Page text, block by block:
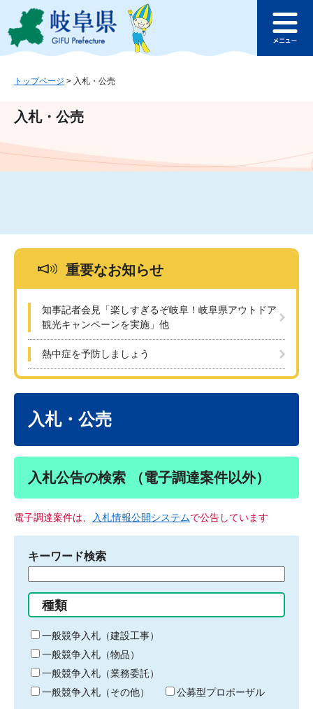
ジ
ュ
文
このページの本文へ
ュ
トップページ > 入札・公売
入札・公売
重要なお知らせ
知事記者会見「楽しすぎるぞ岐阜！岐阜県アウトドア
観光キャンペーンを実施」他
熱中症を予防しましょう
入札・公売
入札公告の検索 （電子調達案件以外）
電子調達案件は、 入札情報公開システムで公告しています
キーワード検索
る
キ
ー
ワ
ー
ド
種類
一般競争入札（建設工事）
一般競争入札（物品）
一般競争入札（業務委託）
一般競争入札（その他）
公募型プロポーザル